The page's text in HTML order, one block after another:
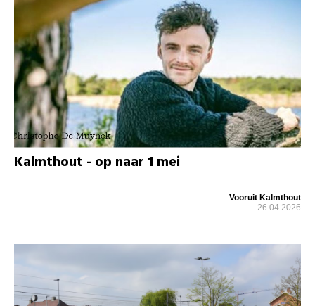
Kalmthout - op naar 1 mei
Vooruit Kalmthout
26.04.2026